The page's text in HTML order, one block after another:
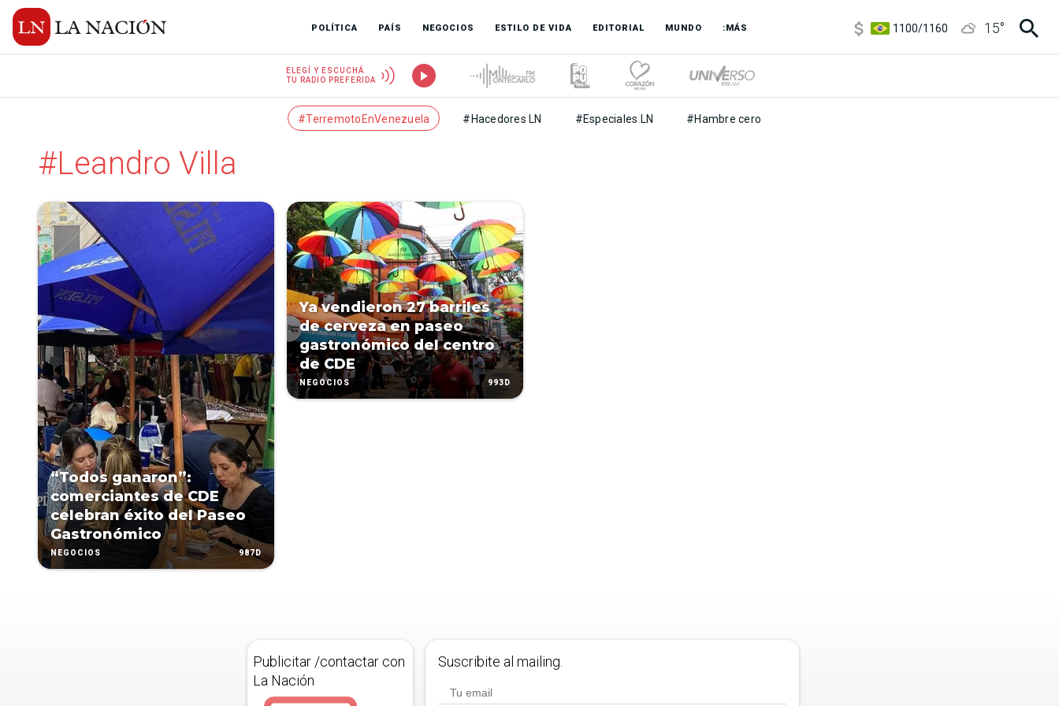
POLÍTICA PAÍS NEGOCIOS ESTILO DE VIDA EDITORIAL MUNDO :MÁS
1100/1160
15°
ELEGÍ Y ESCUCHÁ
TU RADIO PREFERIDA
#TerremotoEnVenezuela #Hacedores LN #Especiales LN #Hambre cero
#Leandro Villa
“Todos ganaron”:
comerciantes de CDE
celebran éxito del Paseo
Gastronómico
NEGOCIOS 987D
Ya vendieron 27 barriles
de cerveza en paseo
gastronómico del centro
de CDE
NEGOCIOS 993D
Publicitar /contactar con
La Nación
Suscribite al mailing.